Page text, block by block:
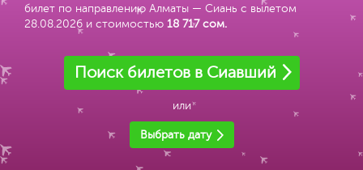
билет по направлению Алматы — Сиань с вылетом
28.08.2026 и стоимостью 18 717 сом.
Поиск билетов в Сиавший
или
Выбрать дату